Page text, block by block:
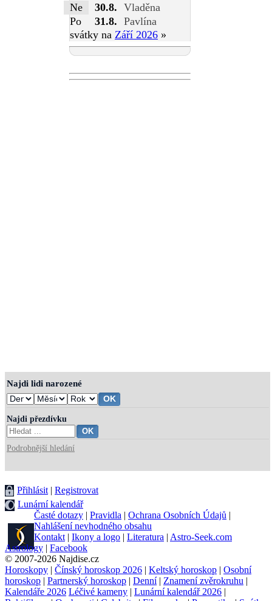
Ne
30.8. Vladěna
Po
31.8. Pavlína
svátky na Září 2026 »
Najdi lidi narozené
Najdi přezdívku
Podrobnější hledání
Přihlásit | Registrovat
Lunární kalendář
Časté dotazy | Pravidla | Ochrana Osobních Údajů |
Nahlášení nevhodného obsahu
Kontakt | Ikony a logo | Literatura | Astro-Seek.com
Astrology | Facebook
© 2007-2026 Najdise.cz
Horoskopy | Čínský horoskop 2026 | Keltský horoskop | Osobní
horoskop | Partnerský horoskop | Denní| Znamení zvěrokruhu |
Kalendáře 2026 Léčivé kameny | Lunární kalendář 2026 |